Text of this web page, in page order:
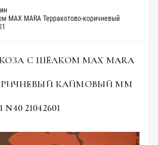
MAX MARA Терракотово-коричневый
С ШЁЛКОМ MAX MARA
КАЙМОВЫЙ MM
N40 21042601